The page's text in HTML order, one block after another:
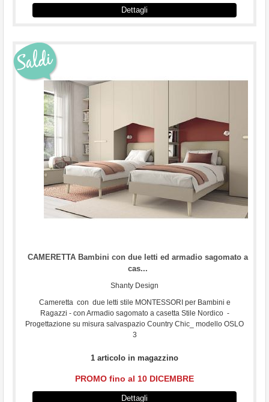
Dettagli
CAMERETTA Bambini con due letti ed armadio sagomato a
cas...
Shanty Design
Cameretta con due letti stile MONTESSORI per Bambini e
Ragazzi - con Armadio sagomato a casetta Stile Nordico -
Progettazione su misura salvaspazio Country Chic_ modello OSLO
3
1 articolo in magazzino
PROMO fino al 10 DICEMBRE
Dettagli